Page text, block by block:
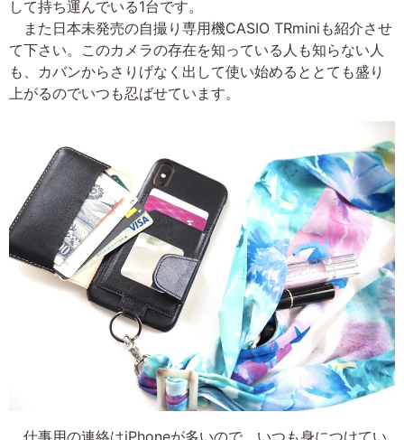
して持ち運んでいる1台です。
また日本未発売の自撮り専用機CASIO TRminiも紹介させ
て下さい。このカメラの存在を知っている人も知らない人
も、カバンからさりげなく出して使い始めるととても盛り
上がるのでいつも忍ばせています。